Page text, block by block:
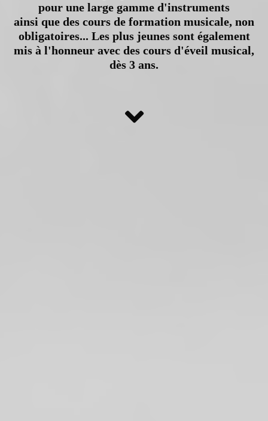
pour une large gamme d'instruments
ainsi que des cours de formation musicale, non
obligatoires... Les plus jeunes sont également
mis à l'honneur avec des cours d'éveil musical,
dès 3 ans.